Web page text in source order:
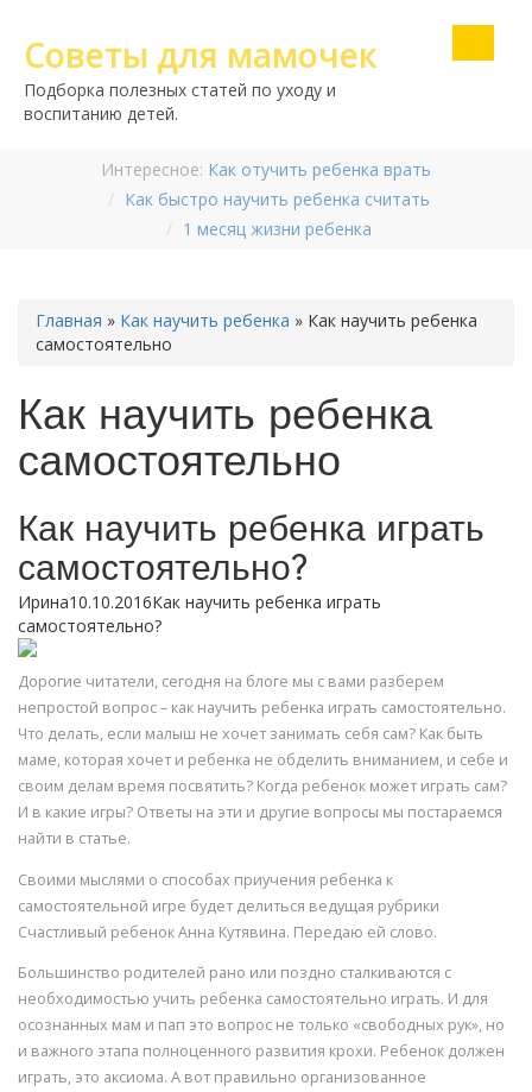
Советы для мамочек
Подборка полезных статей по уходу и
воспитанию детей.
Интересное: Как отучить ребенка врать
Как быстро научить ребенка считать
1 месяц жизни ребенка
Главная » Как научить ребенка » Как научить ребенка
самостоятельно
Как научить ребенка
самостоятельно
Как научить ребенка играть
самостоятельно?
Ирина10.10.2016Как научить ребенка играть
самостоятельно?
Дорогие читатели, сегодня на блоге мы с вами разберем
непростой вопрос – как научить ребенка играть самостоятельно.
Что делать, если малыш не хочет занимать себя сам? Как быть
маме, которая хочет и ребенка не обделить вниманием, и себе и
своим делам время посвятить? Когда ребенок может играть сам?
И в какие игры? Ответы на эти и другие вопросы мы постараемся
найти в статье.
Своими мыслями о способах приучения ребенка к
самостоятельной игре будет делиться ведущая рубрики
Счастливый ребенок Анна Кутявина. Передаю ей слово.
Большинство родителей рано или поздно сталкиваются с
необходимостью учить ребенка самостоятельно играть. И для
осознанных мам и пап это вопрос не только «свободных рук», но
и важного этапа полноценного развития крохи. Ребенок должен
играть, это аксиома. А вот правильно организованное